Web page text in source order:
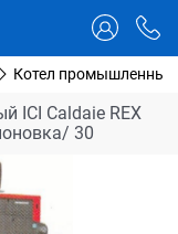
Котел промышленный
ICI Caldaie REX
30